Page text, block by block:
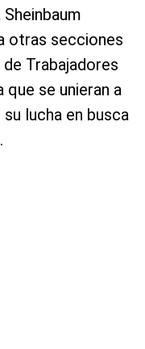
otras secciones
Trabajadores
que se unieran a
lucha en busca